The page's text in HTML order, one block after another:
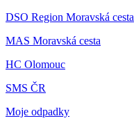
DSO Region Moravská cesta
MAS Moravská cesta
HC Olomouc
SMS ČR
Moje odpadky